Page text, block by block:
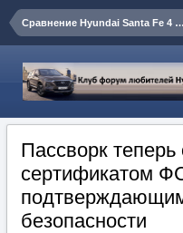
Сравнение Hyundai Santa Fe 4 TM с конкурентами
Пассворк теперь
сертификатом
безопасности